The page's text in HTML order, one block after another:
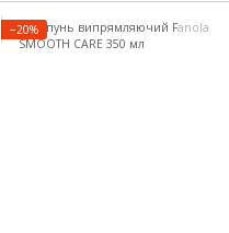
−20%